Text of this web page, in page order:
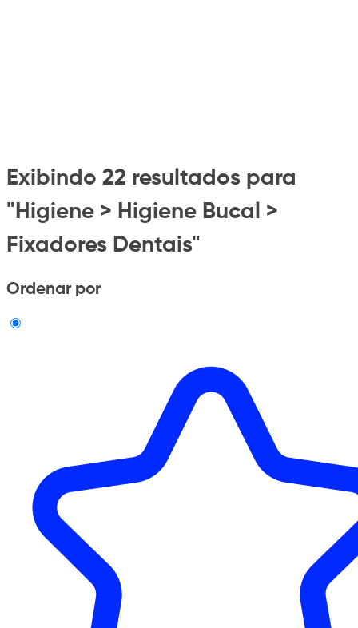
Exibindo 22 resultados para
"Higiene > Higiene Bucal >
Fixadores Dentais"
Ordenar por